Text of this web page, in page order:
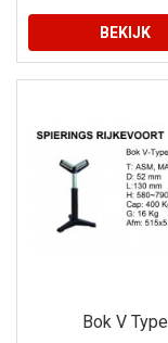
BEKIJK
Bok V Type